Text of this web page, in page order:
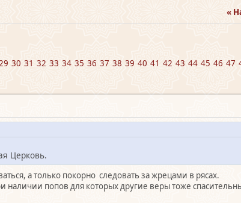
«
30 31 32 33 34 35 36 37 38 39 40 41 42 43 44 45 46 47
Церковь.
а только покорно следовать за жрецами в рясах.
наличии попов для которых другие веры тоже